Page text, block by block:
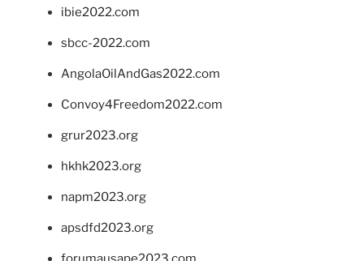
ibie2022.com
sbcc-2022.com
AngolaOilAndGas2022.com
Convoy4Freedom2022.com
grur2023.org
hkhk2023.org
napm2023.org
apsdfd2023.org